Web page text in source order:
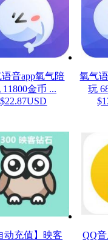
音app氧气陪
11800金币 ...
$22.87USD
氧气
玩
动充值】映客
QQ